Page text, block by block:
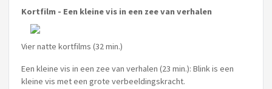
Kortfilm - Een kleine vis in een zee van verhalen
Vier natte kortfilms (32 min.)
Een kleine vis in een zee van verhalen (23 min.): Blink is een
kleine vis met een grote verbeeldingskracht.